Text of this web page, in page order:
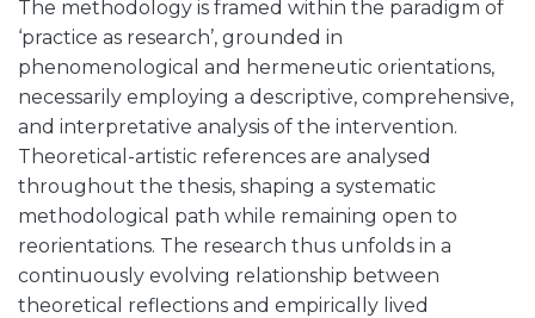
The methodology is framed within the paradigm of
‘practice as research’, grounded in
phenomenological and hermeneutic orientations,
necessarily employing a descriptive, comprehensive,
and interpretative analysis of the intervention.
Theoretical-artistic references are analysed
throughout the thesis, shaping a systematic
methodological path while remaining open to
reorientations. The research thus unfolds in a
continuously evolving relationship between
theoretical reflections and empirically lived